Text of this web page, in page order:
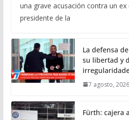
una grave acusación contra un
presidente de la
La defensa
su libertad y
7 agosto, 2026
Fürth: cajera